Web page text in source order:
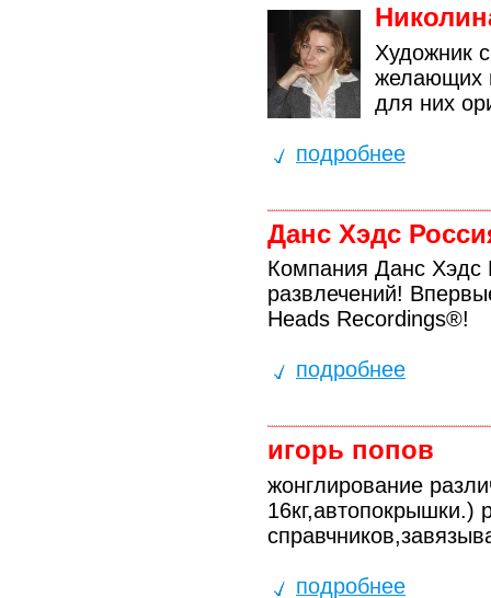
Художник
желающих
для них
подробнее
Данс Хэдс
Компания Данс Хэдс
развлечений!
Heads Recordings®!
подробнее
игорь попов
жонглирование
16кг,автопокрышки.)
подробнее